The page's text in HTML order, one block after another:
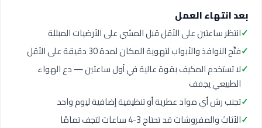
بعد انتهاء العمل
✓انتظر ساعتين على الأقل قبل المشي على الأرضيات المبللة
✓فتّح النوافذ والأبواب لتهوية المكان لمدة 30 دقيقة على الأقل
✓لا تستخدم المكيف بقوة عالية في أول ساعتين — دع الهواء
الطبيعي يجفف
✓تجنب رش أي مواد عطرية أو تنظيفية إضافية ليوم واحد
✓الأثاث والمفروشات قد تحتاج 3-4 ساعات لتجف تمامًا